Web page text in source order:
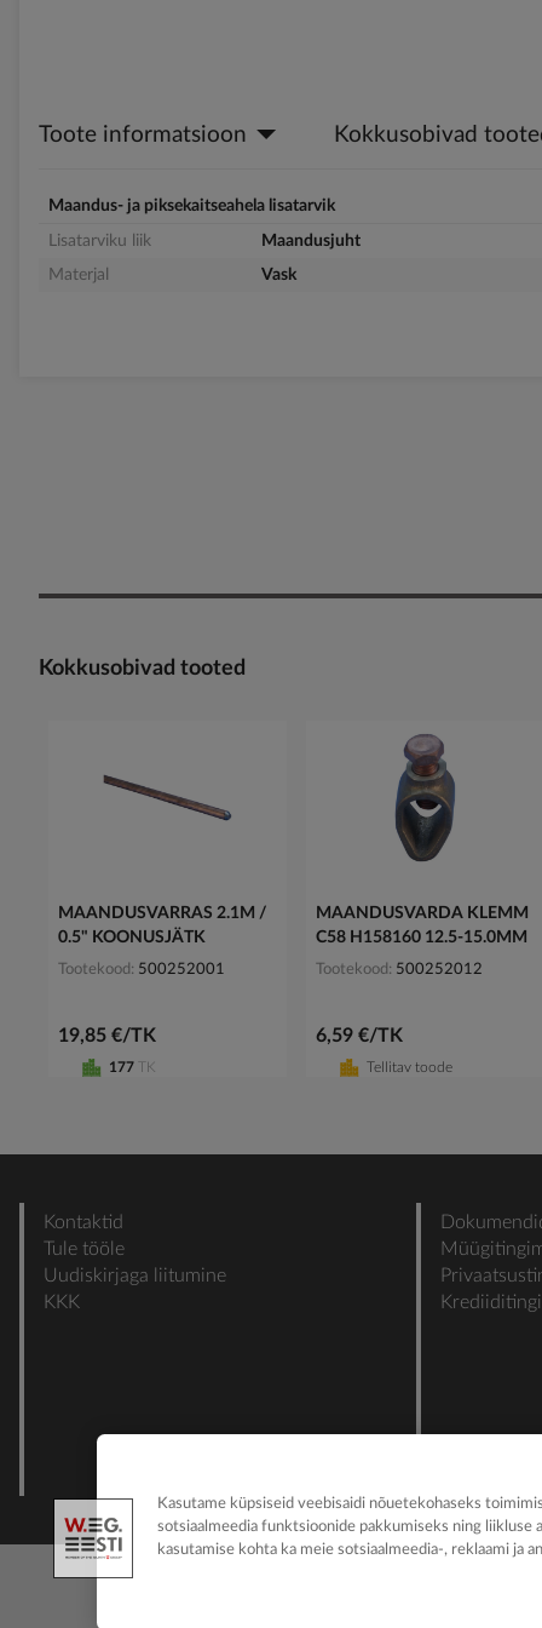
Toote informatsioon Kokkusobivad
Maandus- ja piksekaitseahela lisatarvik
Lisatarviku liik
Maandusjuht
Materjal
Vask
Kokkusobivad tooted
MAANDUSVARRAS 2.1M /
0.5" KOONUSJÄTK
Tootekood 500252001
19,85 €/TK
177 TK
MAANDUSVARDA KLEMM
C58 H158160 12.5-15.0MM
Tootekood 500252012
6,59 €/TK
Tellitav toode
Kontaktid
Tule tööle
Uudiskirjaga liitumine
KKK
Kasutame küpsiseid veebisaidi nõuetekohaseks
sotsiaalmeedia funktsioonide pakkumiseks ning liikluse
kasutamise kohta ka meie sotsiaalmeedia-, reklaami ja